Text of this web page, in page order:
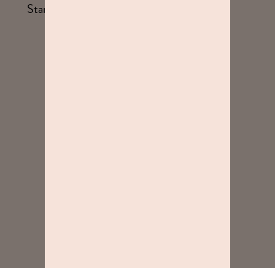
Stand 09.04.2025